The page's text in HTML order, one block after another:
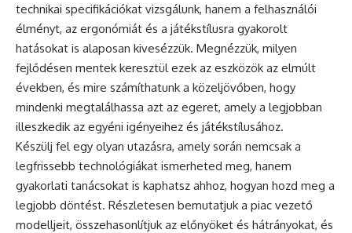
technikai specifikációkat vizsgálunk, hanem a felhasználói
élményt, az ergonómiát és a játékstílusra gyakorolt
hatásokat is alaposan kivesézzük. Megnézzük, milyen
fejlődésen mentek keresztül ezek az eszközök az elmúlt
években, és mire számíthatunk a közeljövőben, hogy
mindenki megtalálhassa azt az egeret, amely a legjobban
illeszkedik az egyéni igényeihez és játékstílusához.
Készülj fel egy olyan utazásra, amely során nemcsak a
legfrissebb technológiákat ismerheted meg, hanem
gyakorlati tanácsokat is kaphatsz ahhoz, hogyan hozd meg a
legjobb döntést. Részletesen bemutatjuk a piac vezető
modelljeit, összehasonlítjuk az előnyöket és hátrányokat, és